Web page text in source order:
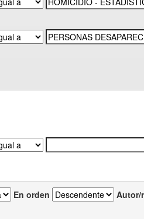
En orden Autor/